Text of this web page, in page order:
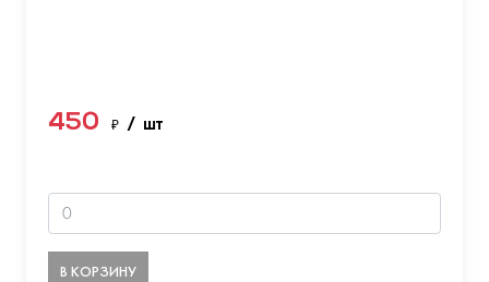
450 ₽ / шт
В КОРЗИНУ